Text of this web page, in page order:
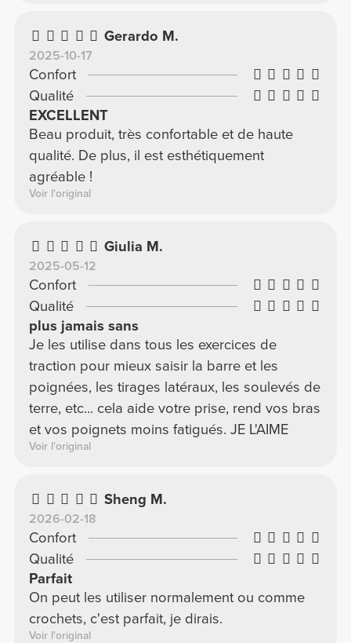
Gerardo M.
2025-10-17
Confort
Qualité
EXCELLENT
Beau produit, très confortable et de haute
qualité. De plus, il est esthétiquement
agréable !
Voir l'original
Giulia M.
2025-05-12
Confort
Qualité
plus jamais sans
Je les utilise dans tous les exercices de
traction pour mieux saisir la barre et les
poignées, les tirages latéraux, les soulevés de
terre, etc... cela aide votre prise, rend vos bras
et vos poignets moins fatigués. JE L'AIME
Voir l'original
Sheng M.
2026-02-18
Confort
Qualité
Parfait
On peut les utiliser normalement ou comme
crochets, c'est parfait, je dirais.
Voir l'original